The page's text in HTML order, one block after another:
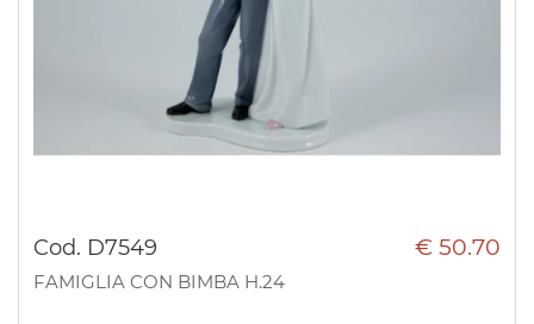
Cod. D7549 € 50.70
FAMIGLIA CON BIMBA H.24